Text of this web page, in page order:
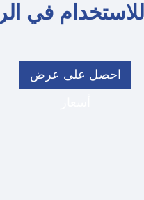
للاستخدام في
احصل على عرض